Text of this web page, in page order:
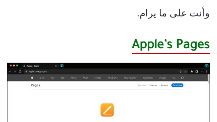
وأنت على ما يرام.
Apple’s Pages